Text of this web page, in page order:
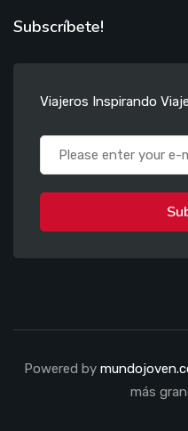
Subscríbete!
Viajeros Inspirando
Powered by
más